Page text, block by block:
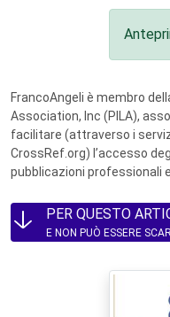
FrancoAngeli è membro
Association, Inc (PILA),
facilitare (attraverso i
CrossRef.org) l’accesso
pubblicazioni professionali
PER QUESTO
E NON PUÒ ESSERE